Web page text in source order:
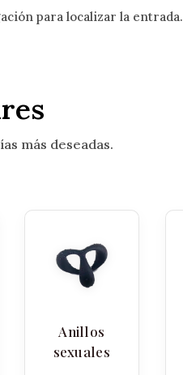
para localizar la entrada.
más deseadas.
Anillos
sexuales